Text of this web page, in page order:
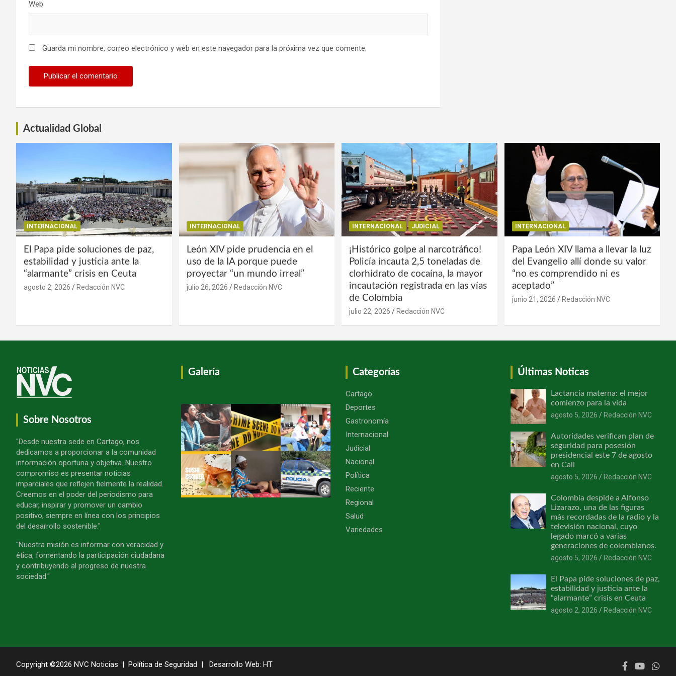
Web
Guarda mi nombre, correo electrónico y web en este navegador para la próxima vez que comente.
Actualidad Global
INTERNACIONAL
El Papa pide soluciones de paz,
estabilidad y justicia ante la
“alarmante” crisis en Ceuta
agosto 2, 2026 Redacción NVC
INTERNACIONAL
León XIV pide prudencia en el
uso de la IA porque puede
proyectar “un mundo irreal”
julio 26, 2026 Redacción NVC
INTERNACIONAL JUDICIAL
¡Histórico golpe al narcotráfico!
Policía incauta 2,5 toneladas de
clorhidrato de cocaína, la mayor
incautación registrada en las vías
de Colombia
julio 22, 2026 Redacción NVC
INTERNACIONAL
Papa León XIV llama a llevar la luz
del Evangelio allí donde su valor
“no es comprendido ni es
aceptado”
junio 21, 2026 Redacción NVC
Sobre Nosotros
"Desde nuestra sede en Cartago, nos
dedicamos a proporcionar a la comunidad
información oportuna y objetiva. Nuestro
compromiso es presentar noticias
imparciales que reflejen fielmente la realidad.
Creemos en el poder del periodismo para
educar, inspirar y promover un cambio
positivo, siempre en línea con los principios
del desarrollo sostenible."
"Nuestra misión es informar con veracidad y
ética, fomentando la participación ciudadana
y contribuyendo al progreso de nuestra
sociedad."
Galería Categorías
Cartago
Deportes
Gastronomía
Internacional
Judicial
Nacional
Política
Reciente
Regional
Salud
Variedades
Últimas Noticas
Lactancia materna: el mejor
comienzo para la vida
agosto 5, 2026
Redacción NVC
Autoridades verifican plan de
seguridad para posesión
presidencial este 7 de agosto
en Cali
agosto 5, 2026
Redacción NVC
Colombia despide a Alfonso
Lizarazo, una de las figuras
más recordadas de la radio y la
televisión nacional, cuyo
legado marcó a varias
generaciones de colombianos.
agosto 5, 2026
Redacción NVC
El Papa pide soluciones de paz,
estabilidad y justicia ante la
“alarmante” crisis en Ceuta
agosto 2, 2026
Redacción NVC
Copyright ©2026 NVC Noticias Política de Seguridad Desarrollo Web: HT